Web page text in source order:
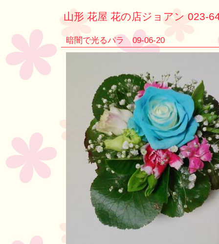
山形 花屋 花の店ジョアン 023-
暗闇で光るパラ 09-06-20